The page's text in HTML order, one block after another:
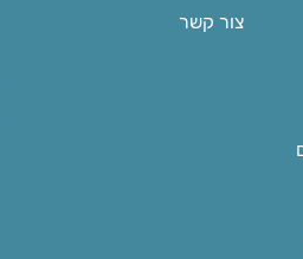
צור קשר